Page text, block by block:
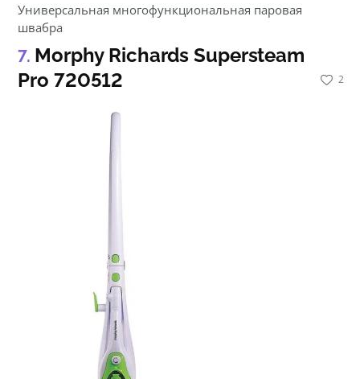
2
Универсальная многофункциональная паровая
швабра
Morphy Richards Supersteam
Pro 720512